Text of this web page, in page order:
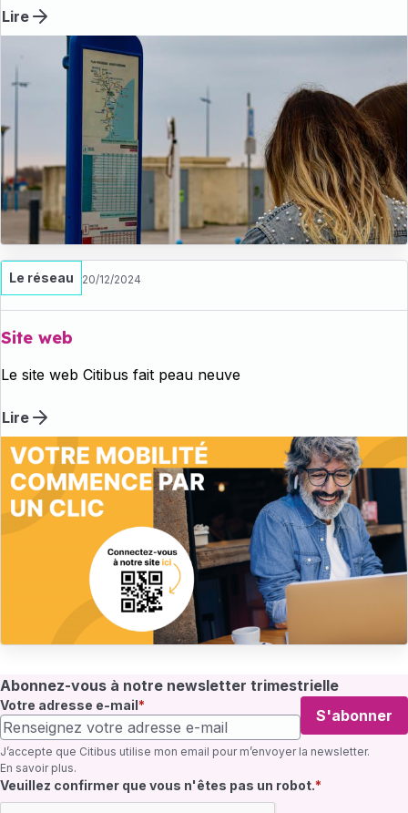
lignes de bus est mise en place afin de vous vous reporter
sur les arrêts desservis par nos lignes.
Lire
Le réseau 20/12/2024
Site web
Le site web Citibus fait peau neuve
Lire
Abonnez-vous à notre newsletter trimestrielle
Votre adresse e-mail
S'abonner
J’accepte que Citibus utilise mon email pour m’envoyer la newsletter.
En savoir plus.
Champ requis
Veuillez confirmer que vous n'êtes pas un robot.